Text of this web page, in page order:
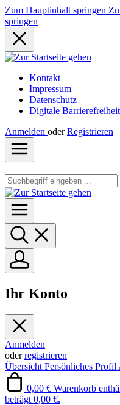
Zum Hauptinhalt springen
springen
Kontakt
Impressum
Datenschutz
Digitale Barrierefreiheit
Anmelden oder Registrieren
Ihr Konto
Anmelden
oderregistrieren
Übersicht Persönliches Profil
0,00 € Warenkorb
beträgt 0,00 €.